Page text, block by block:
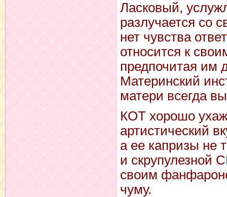
Ласковый,
разлучается со
нет чувства
относится к
предпочитая им
Материнский
матери всегда
КОТ хорошо
артистический
а ее капризы не
и скрупулезной
своим
чуму.